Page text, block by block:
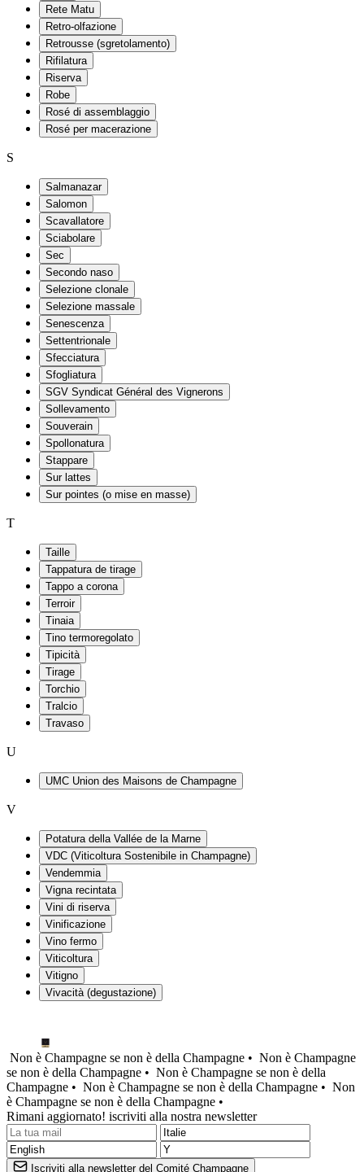
Rete Matu
Retro-olfazione
Retrousse (sgretolamento)
Rifilatura
Riserva
Robe
Rosé di assemblaggio
Rosé per macerazione
S
Salmanazar
Salomon
Scavallatore
Sciabolare
Sec
Secondo naso
Selezione clonale
Selezione massale
Senescenza
Settentrionale
Sfecciatura
Sfogliatura
SGV Syndicat Général des Vignerons
Sollevamento
Souverain
Spollonatura
Stappare
Sur lattes
Sur pointes (o mise en masse)
T
Taille
Tappatura de tirage
Tappo a corona
Terroir
Tinaia
Tino termoregolato
Tipicità
Tirage
Torchio
Tralcio
Travaso
U
UMC Union des Maisons de Champagne
V
Potatura della Vallée de la Marne
VDC (Viticoltura Sostenibile in Champagne)
Vendemmia
Vigna recintata
Vini di riserva
Vinificazione
Vino fermo
Viticoltura
Vitigno
Vivacità (degustazione)
Non è Champagne se non è della Champagne • Non è Champagne
se non è della Champagne • Non è Champagne se non è della
Champagne • Non è Champagne se non è della Champagne • Non
è Champagne se non è della Champagne •
Rimani aggiornato! iscriviti alla nostra newsletter
Iscriviti alla newsletter del Comité Champagne